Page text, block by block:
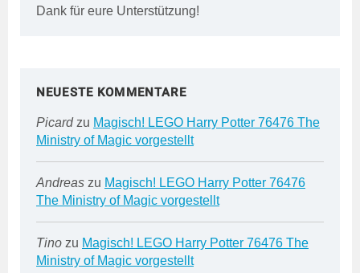
Dank für eure Unterstützung!
NEUESTE KOMMENTARE
Picardzu Magisch! LEGO Harry Potter 76476 The
Ministry of Magic vorgestellt
Andreas zu Magisch! LEGO Harry Potter 76476
The Ministry of Magic vorgestellt
Tino zu Magisch! LEGO Harry Potter 76476 The
Ministry of Magic vorgestellt